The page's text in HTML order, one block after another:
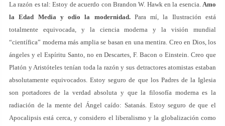
La razón es tal: Estoy de acuerdo con Brandon W. Hawk en la esencia. Amo
la Edad Media y odio la modernidad. Para mí, la Ilustración está
totalmente equivocada, y la ciencia moderna y la visión mundial
“científica” moderna más amplia se basan en una mentira. Creo en Dios, los
ángeles y el Espíritu Santo, no en Descartes, F. Bacon o Einstein. Creo que
Platón y Aristóteles tenían toda la razón y sus detractores atomistas estaban
absolutamente equivocados. Estoy seguro de que los Padres de la Iglesia
son portadores de la verdad absoluta y que la filosofía moderna es la
radiación de la mente del Ángel caído: Satanás. Estoy seguro de que el
Apocalipsis está cerca, y considero el liberalismo y la globalización como